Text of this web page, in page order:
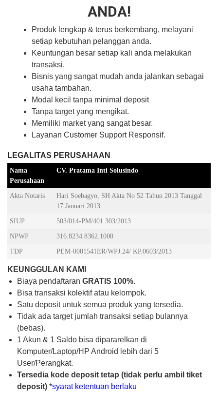
ANDA!
Produk lengkap & terus berkembang, melayani
setiap kebutuhan pelanggan anda.
Keuntungan besar setiap kali anda melakukan
transaksi.
Bisnis yang sangat mudah anda jalankan sebagai
usaha tambahan.
Modal kecil tanpa minimal deposit
Tanpa target yang mengikat.
Memiliki market yang sangat besar.
Layanan Customer Support Responsif.
LEGALITAS PERUSAHAAN
Nama
Perusahaan
CV. Pratama Inti Solusindo
Akta Notaris
Hari Soebagyo, SH Akta No 52 Tahun 2013 Tanggal
17 Januari 2013
SIUP 503/014-PM/401.303/2013
NPWP 316.8234.8362.1000
TDP PEM-0001541ER/WPJ.24/ KP.0603/2013
KEUNGGULAN KAMI
Biaya pendaftaran GRATIS 100%.
Bisa transaksi kolektif atau kelompok.
Satu deposit untuk semua produk yang tersedia.
Tidak ada target jumlah transaksi setiap bulannya
(bebas).
1 Akun & 1 Saldo bisa dipararelkan di
Komputer/Laptop/HP Android lebih dari 5
User/Perangkat.
Tersedia kode deposit tetap (tidak perlu ambil tiket
deposit) *syarat ketentuan berlaku